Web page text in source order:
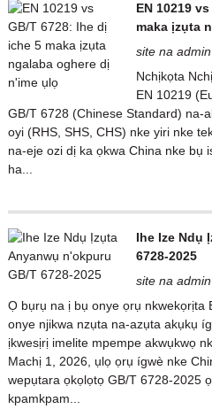
EN 10219
maka ịzụta
site na
Nchịkọta
EN 10219
GB/T 6728 (Chinese Standard) na-
oyi (RHS, SHS, CHS) nke yiri nke
na-eje ozi dị ka ọkwa China nke bụ
ha...
Ihe Ize Ndụ
6728-2025
site na
Ọ bụrụ na ị bụ onye ọrụ nkwekọrịta
onye njikwa nzụta na-azụta akụkụ
ịkwesịrị imelite mpempe akwụkwọ
Machị 1, 2026, ụlọ ọrụ ígwè nke
wepụtara ọkọlọtọ GB/T 6728-2025
kpamkpam...